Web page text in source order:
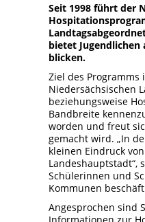
Seit 1998 führt der
bietet
blicken.
Ziel des Programms
Niedersächsischen
beziehungsweise
Bandbreite
worden und freut
gemacht wird. „In
kleinen Eindruck
Landeshauptstadt“,
Schülerinnen und
Kommunen
Angesprochen sind